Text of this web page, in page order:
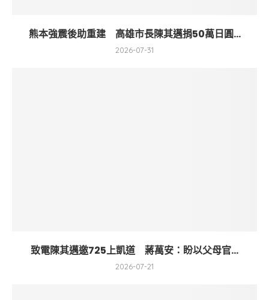
熊本強震後助重建 高雄市長陳其邁捐50萬日圓...
2026-07-31
致電陳其邁邀725上凱道 蔣萬安：盼以父母官...
2026-07-21